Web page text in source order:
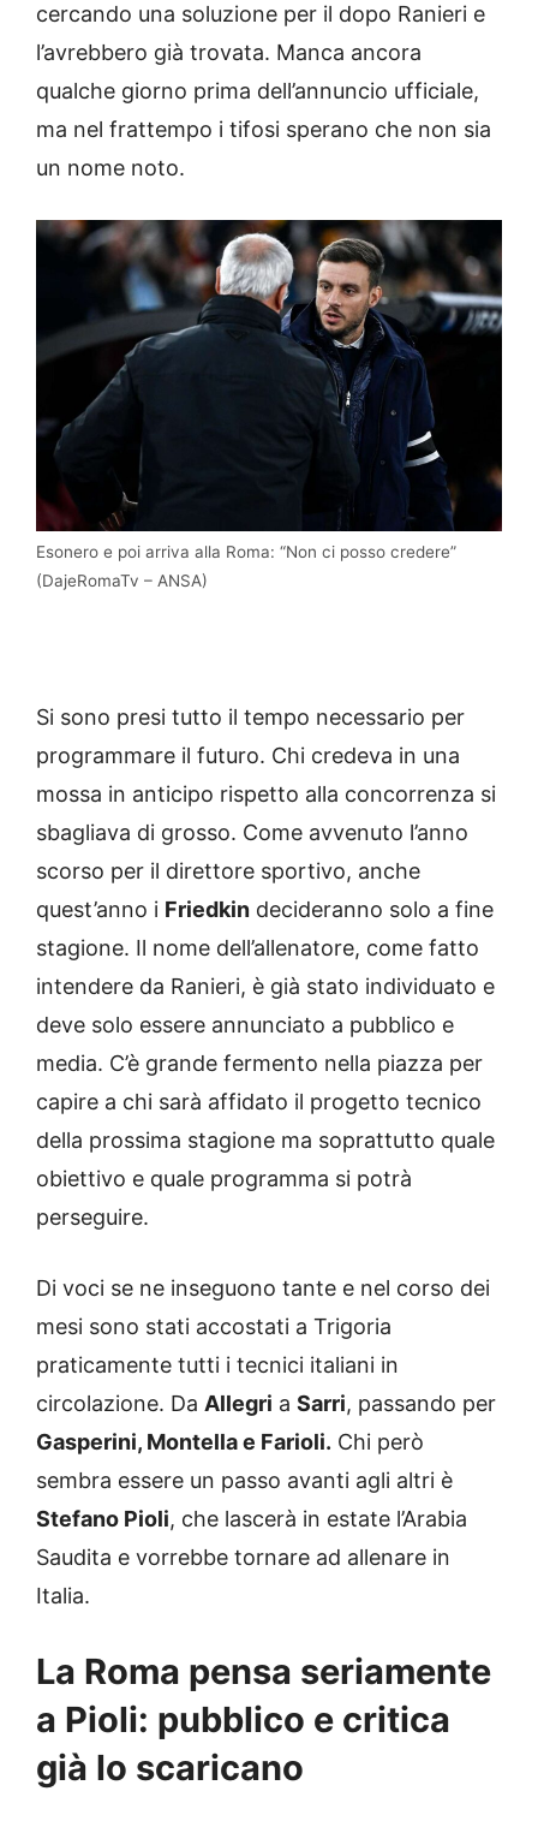
cercando una soluzione per il dopo Ranieri e
l’avrebbero già trovata. Manca ancora
qualche giorno prima dell’annuncio ufficiale,
ma nel frattempo i tifosi sperano che non sia
un nome noto.
Esonero e poi arriva alla Roma: “Non ci posso credere”
(DajeRomaTv – ANSA)
Si sono presi tutto il tempo necessario per
programmare il futuro. Chi credeva in una
mossa in anticipo rispetto alla concorrenza si
sbagliava di grosso. Come avvenuto l’anno
scorso per il direttore sportivo, anche
quest’anno i Friedkin decideranno solo a fine
stagione. Il nome dell’allenatore, come fatto
intendere da Ranieri, è già stato individuato e
deve solo essere annunciato a pubblico e
media. C’è grande fermento nella piazza per
capire a chi sarà affidato il progetto tecnico
della prossima stagione ma soprattutto quale
obiettivo e quale programma si potrà
perseguire.
Di voci se ne inseguono tante e nel corso dei
mesi sono stati accostati a Trigoria
praticamente tutti i tecnici italiani in
circolazione. Da Allegri a Sarri, passando per
Gasperini, Montella e Farioli. Chi però
sembra essere un passo avanti agli altri è
Stefano Pioli, che lascerà in estate l’Arabia
Saudita e vorrebbe tornare ad allenare in
Italia.
La Roma pensa seriamente
a Pioli: pubblico e critica
già lo scaricano